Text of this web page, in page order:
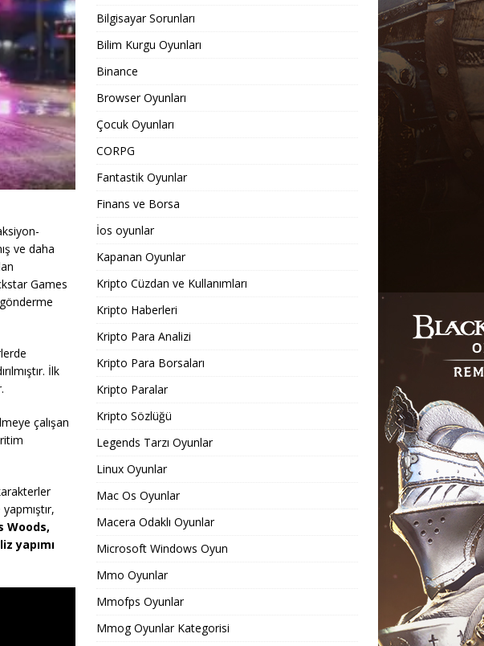
ve daha
Games
İlk
çalışan
Woods,
yapımı
Bilgisayar Sorunları
Bilim Kurgu Oyunları
Binance
Browser Oyunları
Çocuk Oyunları
CORPG
Fantastik Oyunlar
Finans ve Borsa
İos oyunlar
Kapanan Oyunlar
Kripto Cüzdan ve Kullanımları
Kripto Haberleri
Kripto Para Analizi
Kripto Para Borsaları
Kripto Paralar
Kripto Sözlüğü
Legends Tarzı Oyunlar
Linux Oyunlar
Mac Os Oyunlar
Macera Odaklı Oyunlar
Microsoft Windows Oyun
Mmo Oyunlar
Mmofps Oyunlar
Mmog Oyunlar Kategorisi